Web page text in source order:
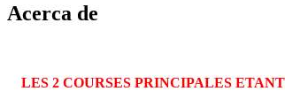
Acerca de
LES 2 COURSES PRINCIPALES